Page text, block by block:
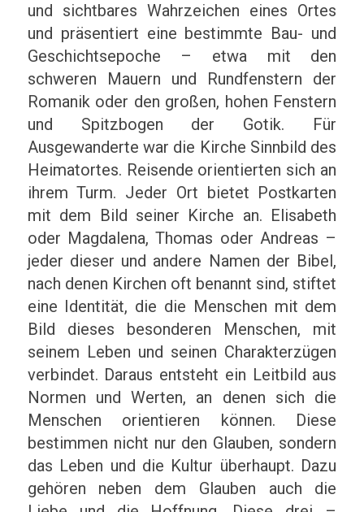
und sichtbares Wahrzeichen eines Ortes
und präsentiert eine bestimmte Bau- und
Geschichtsepoche – etwa mit den
schweren Mauern und Rundfenstern der
Romanik oder den großen, hohen Fenstern
und Spitzbogen der Gotik. Für
Ausgewanderte war die Kirche Sinnbild des
Heimatortes. Reisende orientierten sich an
ihrem Turm. Jeder Ort bietet Postkarten
mit dem Bild seiner Kirche an. Elisabeth
oder Magdalena, Thomas oder Andreas –
jeder dieser und andere Namen der Bibel,
nach denen Kirchen oft benannt sind, stiftet
eine Identität, die die Menschen mit dem
Bild dieses besonderen Menschen, mit
seinem Leben und seinen Charakterzügen
verbindet. Daraus entsteht ein Leitbild aus
Normen und Werten, an denen sich die
Menschen orientieren können. Diese
bestimmen nicht nur den Glauben, sondern
das Leben und die Kultur überhaupt. Dazu
gehören neben dem Glauben auch die